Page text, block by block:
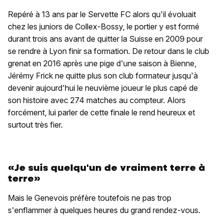
Repéré à 13 ans par le Servette FC alors qu'il évoluait
chez les juniors de Collex-Bossy, le portier y est formé
durant trois ans avant de quitter la Suisse en 2009 pour
se rendre à Lyon finir sa formation. De retour dans le club
grenat en 2016 après une pige d'une saison à Bienne,
Jérémy Frick ne quitte plus son club formateur jusqu'à
devenir aujourd'hui le neuvième joueur le plus capé de
son histoire avec 274 matches au compteur. Alors
forcément, lui parler de cette finale le rend heureux et
surtout très fier.
«Je suis quelqu'un de vraiment terre à
terre»
Mais le Genevois préfère toutefois ne pas trop
s'enflammer à quelques heures du grand rendez-vous.